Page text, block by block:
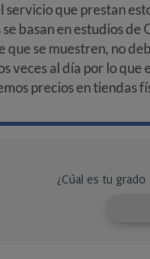
servicio que prestan
basan en estudios
que se muestren, no
veces al día por lo
precios en tiendas